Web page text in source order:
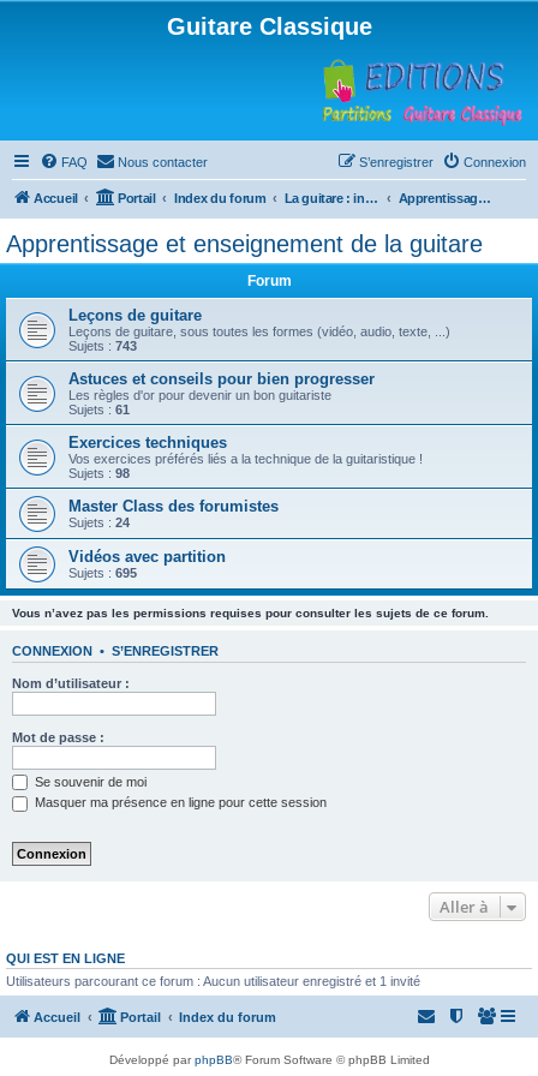
Guitare Classique
FAQ Nous contacter Connexion
S’enregistrer
Accueil Portail Index du forum La guitare : instrument, cours et théorie Apprentissage et enseignement de la guitare
Apprentissage et enseignement de la guitare
Forum
Leçons de guitare
Leçons de guitare, sous toutes les formes (vidéo, audio, texte, ...)
Sujets : 743
Astuces et conseils pour bien progresser
Les règles d'or pour devenir un bon guitariste
Sujets : 61
Exercices techniques
Vos exercices préférés liés a la technique de la guitaristique !
Sujets : 98
Master Class des forumistes
Sujets : 24
Vidéos avec partition
Sujets : 695
Vous n’avez pas les permissions requises pour consulter les sujets de ce forum.
CONNEXION • S’ENREGISTRER
Nom d’utilisateur :
Mot de passe :
Se souvenir de moi
Masquer ma présence en ligne pour cette session
Aller à
QUI EST EN LIGNE
Utilisateurs parcourant ce forum : Aucun utilisateur enregistré et 1 invité
Accueil Portail Index du forum
Développé parphpBB® Forum Software © phpBB Limited